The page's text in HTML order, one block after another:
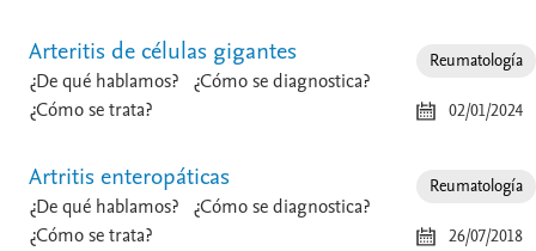
Reumatología
02/01/2024
Arteritis de células gigantes
¿De qué hablamos? ¿Cómo se diagnostica?
¿Cómo se trata?
Reumatología
26/07/2018
Artritis enteropáticas
¿De qué hablamos? ¿Cómo se diagnostica?
¿Cómo se trata?